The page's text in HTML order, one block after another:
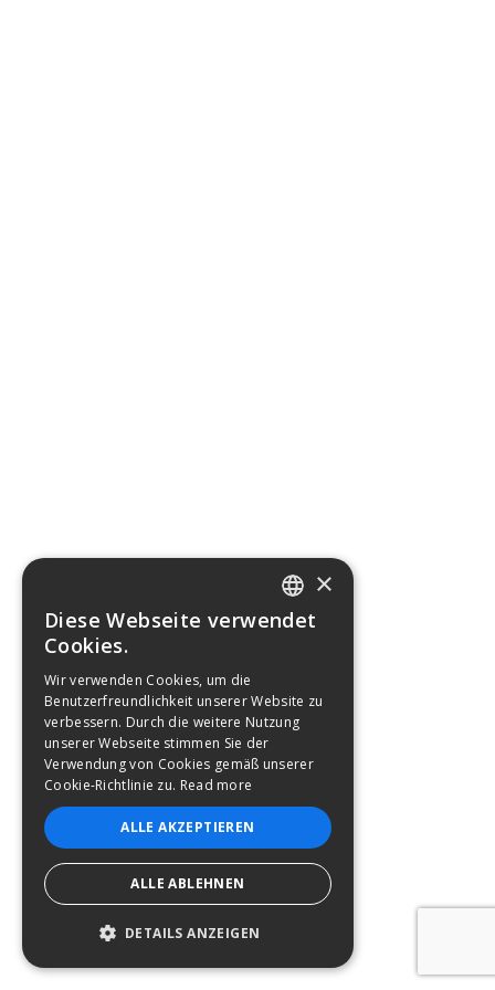
ENGLISH
FRENCH
PORTUGUESE
×
Diese Webseite verwendet
Cookies.
Wir verwenden Cookies, um die
Benutzerfreundlichkeit unserer Website zu
verbessern. Durch die weitere Nutzung
unserer Webseite stimmen Sie der
Verwendung von Cookies gemäß unserer
Cookie-Richtlinie zu. Read more
ALLE AKZEPTIEREN
ALLE ABLEHNEN
DETAILS ANZEIGEN
UNBEDINGT ERFORDERLICH